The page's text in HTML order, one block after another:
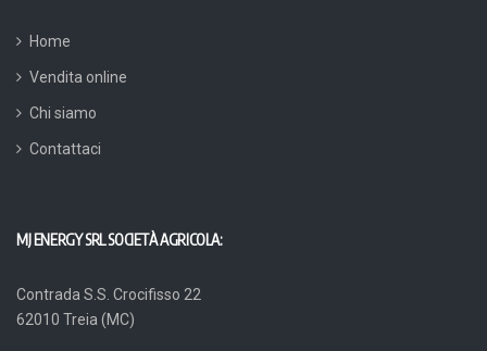
Home
Vendita online
Chi siamo
Contattaci
MJ ENERGY SRL SOCIETÀ AGRICOLA:
Contrada S.S. Crocifisso 22
62010 Treia (MC)